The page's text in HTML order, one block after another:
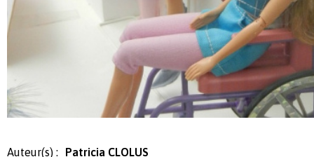
Auteur(s) : Patricia CLOLUS